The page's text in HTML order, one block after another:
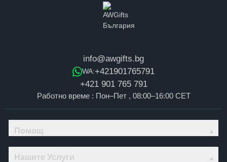
info@awgifts.bg
WA:+421901765791
+421 901 765 791
Работно време : Пон–Пет , 08:00–16:00 CET
Помощ
Нашите Услуги